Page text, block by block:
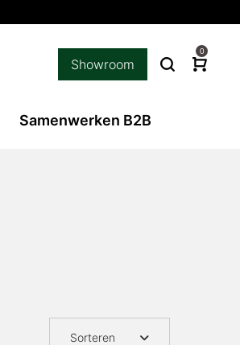
Showroom
0
Samenwerken B2B
Sorteren